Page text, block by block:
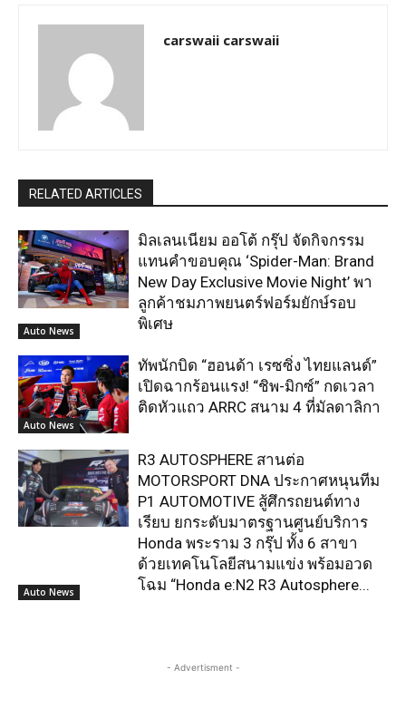
carswaii carswaii
RELATED ARTICLES
Auto News
มิลเลนเนียม ออโต้ กรุ๊ป จัดกิจกรรม
แทนคำขอบคุณ ‘Spider-Man: Brand
New Day Exclusive Movie Night’ พา
ลูกค้าชมภาพยนตร์ฟอร์มยักษ์รอบ
พิเศษ
Auto News
ทัพนักบิด “ฮอนด้า เรซซิ่ง ไทยแลนด์”
เปิดฉากร้อนแรง! “ชิพ-มิกซ์” กดเวลา
ติดหัวแถว ARRC สนาม 4 ที่มัลดาลิกา
Auto News
R3 AUTOSPHERE สานต่อ
MOTORSPORT DNA ประกาศหนุนทีม
P1 AUTOMOTIVE สู้ศึกรถยนต์ทาง
เรียบ ยกระดับมาตรฐานศูนย์บริการ
Honda พระราม 3 กรุ๊ป ทั้ง 6 สาขา
ด้วยเทคโนโลยีสนามแข่ง พร้อมอวด
โฉม “Honda e:N2 R3 Autosphere...
- Advertisment -